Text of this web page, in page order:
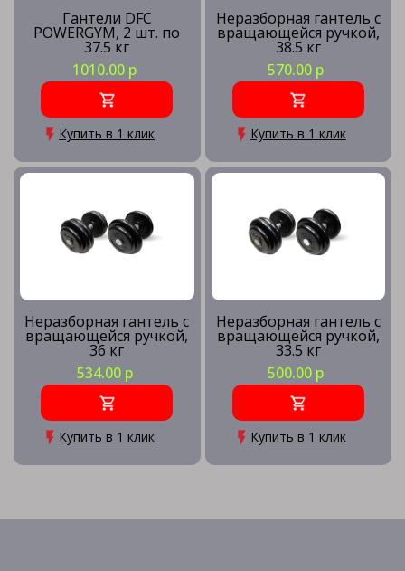
Гантели DFC
POWERGYM, 2 шт. по
37.5 кг
1010.00 р
Купить в 1 клик
Неразборная гантель c
вращающейся ручкой,
38.5 кг
570.00 р
Купить в 1 клик
Неразборная гантель c
вращающейся ручкой,
36 кг
534.00 р
Купить в 1 клик
Неразборная гантель c
вращающейся ручкой,
33.5 кг
500.00 р
Купить в 1 клик